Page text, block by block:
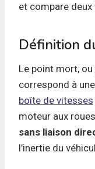
et compare
Définition
Le point mort,
correspond à
boîte de vitesses
moteur aux
sans liaison
l’inertie du